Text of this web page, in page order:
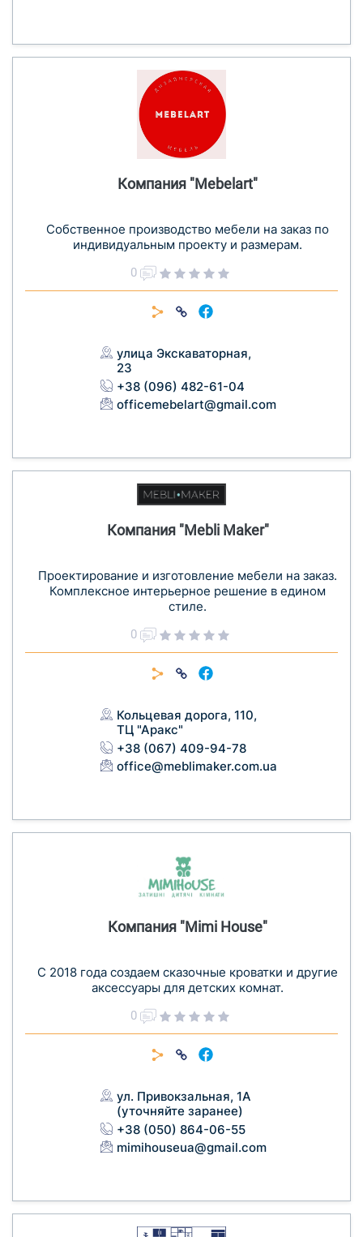
Компания "Mebelart"
Собственное производство мебели на заказ по
индивидуальным проекту и размерам.
0
улица Экскаваторная,
23
+38 (096) 482-61-04
officemebelart@gmail.com
Компания "Mebli Maker"
Проектирование и изготовление мебели на заказ.
Комплексное интерьерное решение в едином
стиле.
0
Кольцевая дорога, 110,
ТЦ "Аракс"
+38 (067) 409-94-78
office@meblimaker.com.ua
Компания "Mimi House"
С 2018 года создаем сказочные кроватки и другие
аксессуары для детских комнат.
0
ул. Привокзальная, 1А
(уточняйте заранее)
+38 (050) 864-06-55
mimihouseua@gmail.com